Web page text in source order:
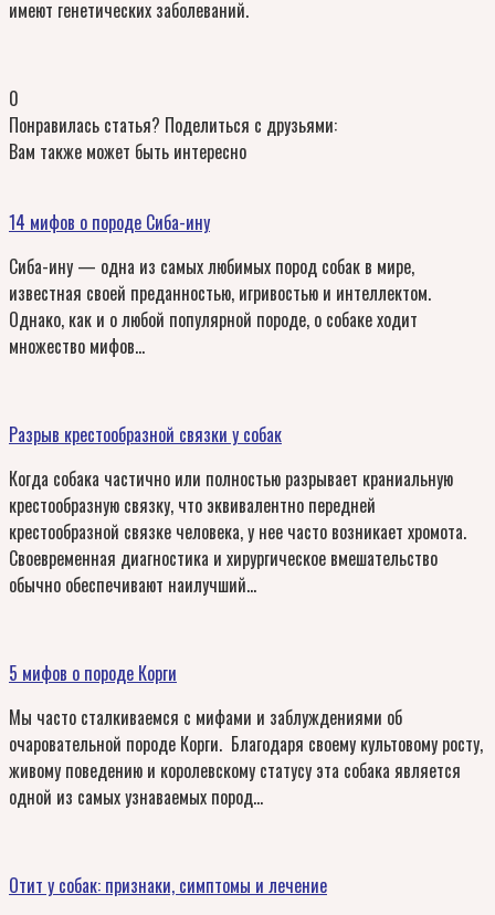
имеют генетических заболеваний.
0
Понравилась статья? Поделиться с друзьями:
Вам также может быть интересно
14 мифов о породе Сиба-ину
Сиба-ину — одна из самых любимых пород собак в мире,
известная своей преданностью, игривостью и интеллектом.
Однако, как и о любой популярной породе, о собаке ходит
множество мифов…
Разрыв крестообразной связки у собак
Когда собака частично или полностью разрывает краниальную
крестообразную связку, что эквивалентно передней
крестообразной связке человека, у нее часто возникает хромота.
Своевременная диагностика и хирургическое вмешательство
обычно обеспечивают наилучший…
5 мифов о породе Корги
Мы часто сталкиваемся с мифами и заблуждениями об
очаровательной породе Корги. Благодаря своему культовому росту,
живому поведению и королевскому статусу эта собака является
одной из самых узнаваемых пород…
Отит у собак: признаки, симптомы и лечение